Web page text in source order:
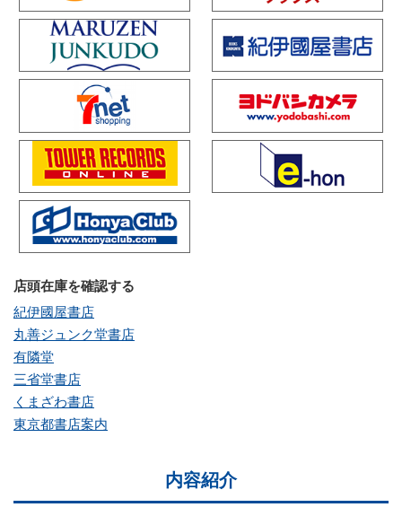
店頭在庫を確認する
紀伊國屋書店
丸善ジュンク堂書店
有隣堂
三省堂書店
くまざわ書店
東京都書店案内
内容紹介